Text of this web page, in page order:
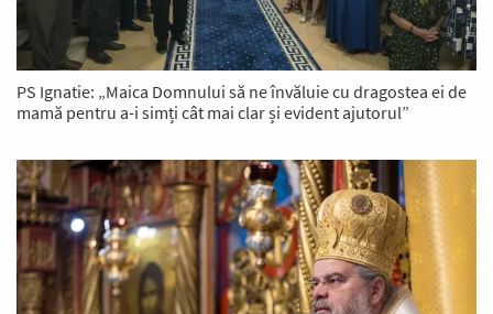
PS Ignatie: „Maica Domnului să ne învăluie cu dragostea ei de
mamă pentru a-i simți cât mai clar și evident ajutorul”